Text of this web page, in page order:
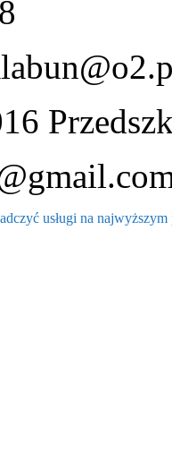
usługi na